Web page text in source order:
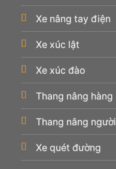
Xe nâng tay điện
Xe xúc lật
Xe xúc đào
Thang nâng hàng
Thang nâng người
Xe quét đường